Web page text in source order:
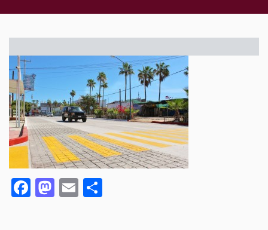
Facebook
Mastodon
Email